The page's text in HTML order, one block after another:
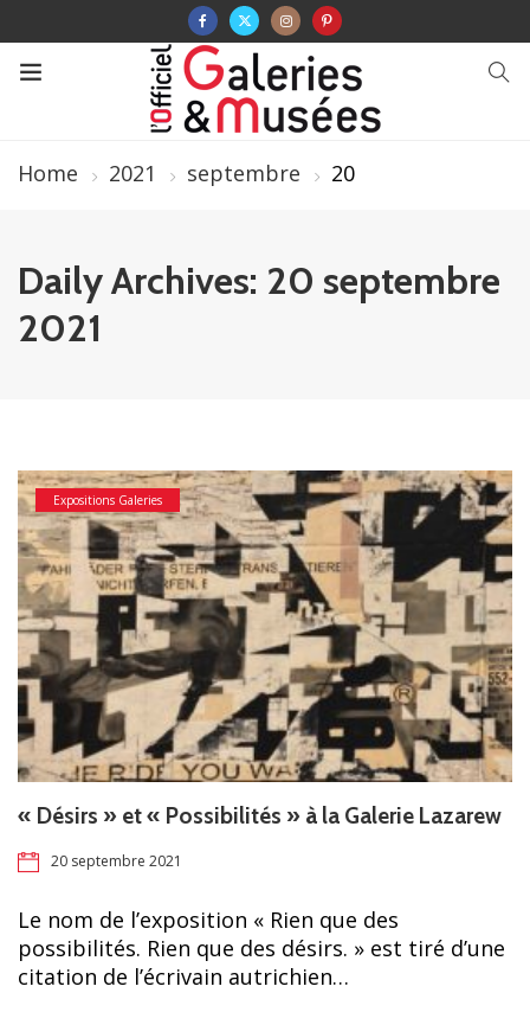
Home 2021 septembre 20
Daily Archives: 20 septembre
2021
Expositions Galeries
« Désirs » et « Possibilités » à la Galerie Lazarew
20 septembre 2021
Le nom de l’exposition « Rien que des
possibilités. Rien que des désirs. » est tiré d’une
citation de l’écrivain autrichien…